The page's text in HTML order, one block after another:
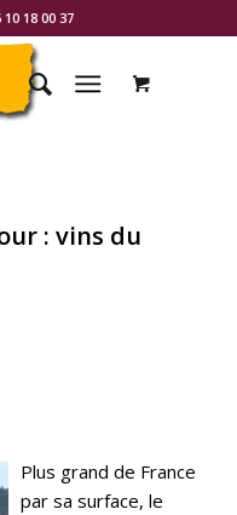
18 00 37
: vins du
Plus grand de France
par sa surface, le